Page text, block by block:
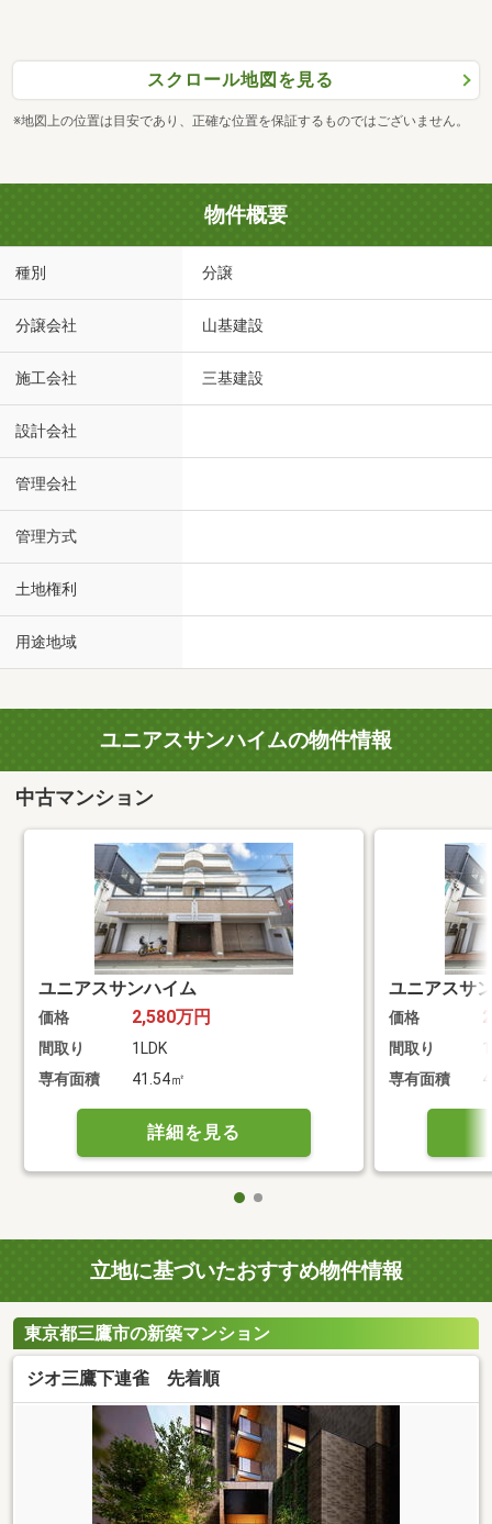
スクロール地図を見る
※地図上の位置は目安であり、正確な位置を保証するものではございません。
物件概要
種別 分譲
分譲会社 山基建設
施工会社 三基建設
設計会社
管理会社
管理方式
土地権利
用途地域
ユニアスサンハイムの物件情報
中古マンション
ユニアスサンハイム
価格 2,580万円
間取り
1LDK
専有面積
41.54㎡
詳細を見る
ユニアスサ
価格
間取り
専有面積
立地に基づいたおすすめ物件情報
東京都三鷹市の新築マンション
ジオ三鷹下連雀 先着順